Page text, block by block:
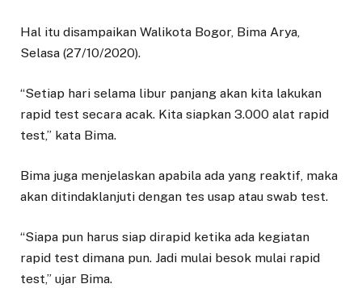
Hal itu disampaikan Walikota Bogor, Bima Arya,
Selasa (27/10/2020).
“Setiap hari selama libur panjang akan kita lakukan
rapid test secara acak. Kita siapkan 3.000 alat rapid
test,” kata Bima.
Bima juga menjelaskan apabila ada yang reaktif, maka
akan ditindaklanjuti dengan tes usap atau swab test.
“Siapa pun harus siap dirapid ketika ada kegiatan
rapid test dimana pun. Jadi mulai besok mulai rapid
test,” ujar Bima.